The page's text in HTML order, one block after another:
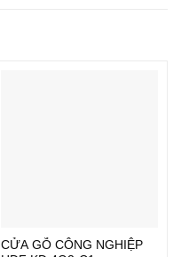
CỬA GỖ CÔNG NGHIỆP